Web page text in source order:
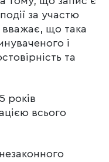
за участю
вважає, що така
і
та
років
всього